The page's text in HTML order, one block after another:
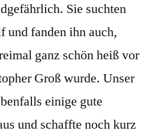
Sie suchten
fanden ihn auch,
ganz schön heiß vor
Groß wurde. Unser
einige gute
und schaffte noch kurz